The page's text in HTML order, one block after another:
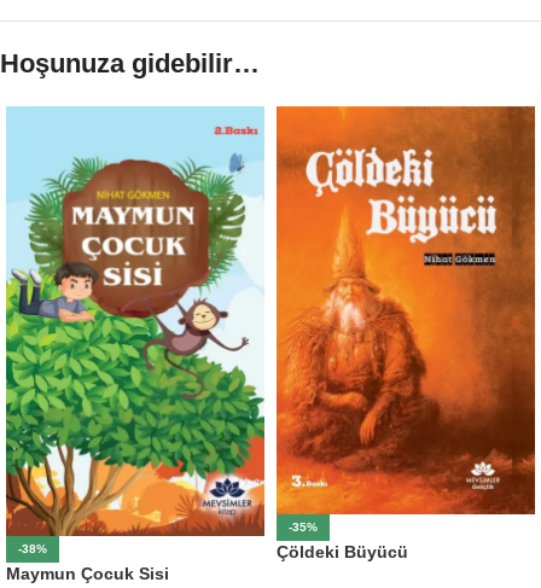
Hoşunuza gidebilir…
-38%
Maymun Çocuk Sisi
-35%
Çöldeki Büyücü